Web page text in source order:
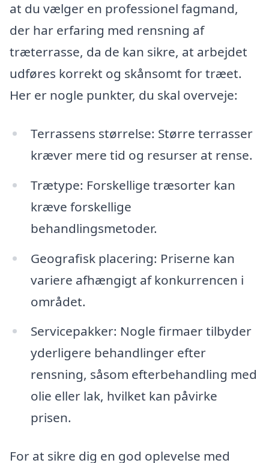
at du vælger en professionel fagmand,
der har erfaring med rensning af
træterrasse, da de kan sikre, at arbejdet
udføres korrekt og skånsomt for træet.
Her er nogle punkter, du skal overveje:
Terrassens størrelse: Større terrasser
kræver mere tid og resurser at rense.
Trætype: Forskellige træsorter kan
kræve forskellige
behandlingsmetoder.
Geografisk placering: Priserne kan
variere afhængigt af konkurrencen i
området.
Servicepakker: Nogle firmaer tilbyder
yderligere behandlinger efter
rensning, såsom efterbehandling med
olie eller lak, hvilket kan påvirke
prisen.
For at sikre dig en god oplevelse med